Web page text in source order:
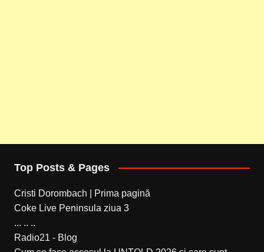
Top Posts & Pages
Cristi Dorombach | Prima pagină
Coke Live Peninsula ziua 3
... .. ..
Radio21 - Blog